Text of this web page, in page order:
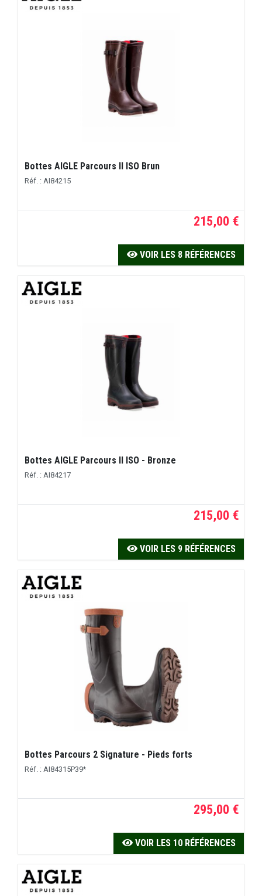
Bottes AIGLE Parcours II ISO Brun
Réf. : AI84215
215,00 €
VOIR LES 8 RÉFÉRENCES
Bottes AIGLE Parcours II ISO - Bronze
Réf. : AI84217
215,00 €
VOIR LES 9 RÉFÉRENCES
Bottes Parcours 2 Signature - Pieds forts
Réf. : AI84315P39*
295,00 €
VOIR LES 10 RÉFÉRENCES